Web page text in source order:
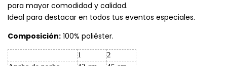
para mayor comodidad y calidad.
Ideal para destacar en todos tus eventos especiales.
Composición: 100% poliéster.
1
2